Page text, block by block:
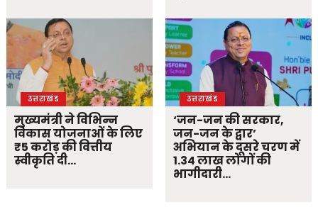
उत्तराखंड
मुख्यमंत्री ने विभिन्न
विकास योजनाओं के लिए
₹5 करोड़ की वित्तीय
स्वीकृति दी…
उत्तराखंड
‘जन-जन की सरकार,
जन-जन के द्वार’
अभियान के दूसरे चरण में
1.34 लाख लोगों की
भागीदारी…